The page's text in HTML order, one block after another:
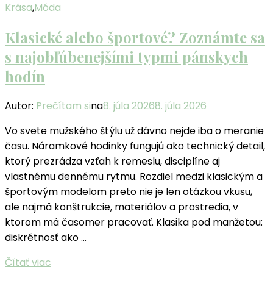
Krása,Móda
Klasické alebo športové? Zoznámte sa
s najobľúbenejšími typmi pánskych
hodín
Autor: Prečítam sina8. júla 20268. júla 2026
Vo svete mužského štýlu už dávno nejde iba o meranie
času. Náramkové hodinky fungujú ako technický detail,
ktorý prezrádza vzťah k remeslu, disciplíne aj
vlastnému dennému rytmu. Rozdiel medzi klasickým a
športovým modelom preto nie je len otázkou vkusu,
ale najmä konštrukcie, materiálov a prostredia, v
ktorom má časomer pracovať. Klasika pod manžetou:
diskrétnosť ako …
Čítať viac